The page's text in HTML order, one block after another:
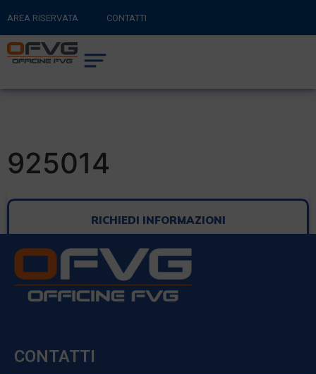
AREA RISERVATA CONTATTI
RITORNA AL SITO PRINCIPALE
CARRELLO
925014
RICHIEDI INFORMAZIONI
CONTATTI